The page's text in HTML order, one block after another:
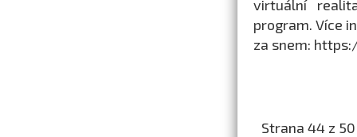
virtuální
program. Více
za snem:
Strana 44 z 50